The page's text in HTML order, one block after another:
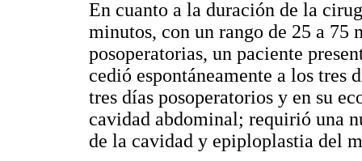
En cuanto a la duración de la
minutos, con un rango de 25 a 75
posoperatorias, un paciente
cedió espontáneamente a los tres
tres días posoperatorios y en su
cavidad abdominal; requirió una
de la cavidad y epiploplastia del